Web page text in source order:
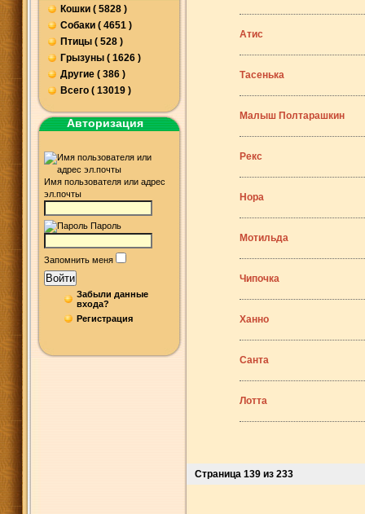
Кошки ( 5828 )
Собаки ( 4651 )
Птицы ( 528 )
Грызуны ( 1626 )
Другие ( 386 )
Всего ( 13019 )
Авторизация
Имя пользователя или адрес
эл.почты
Пароль
Запомнить меня
Войти
Забыли данные
входа?
Регистрация
Атис
Тасенька
Малыш Полтарашкин
Рекс
Нора
Мотильда
Чипочка
Ханно
Санта
Лотта
Страница 139 из 233